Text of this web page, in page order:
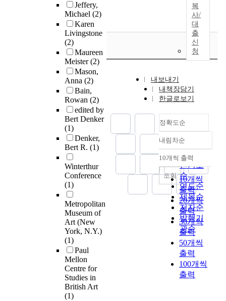
Jeffery,
Michael (2)
Karen
Livingstone
(2)
Maureen
Meister(2)
Mason,
Anna (2)
Bain,
Rowan (2)
edited by
Bert Denker
(1)
Denker,
Bert R. (1)
Winterthur
Conference
(1)
Metropolitan
Museum of
Art (New
York, N.Y.)
(1)
Paul
Mellon
Centre for
Studies in
British Art
(1)
복
사/
대
출
신
청
내보내기
내책장담기
한글로보기
정확도순
정확도
순
인기도
순
연도순
제목순
저자순
발행기
관순
내림차순
내림차순
10개씩 출력
10개씩
출력
20개씩
출력
30개씩
출력
50개씩
출력
100개씩
출력
조회